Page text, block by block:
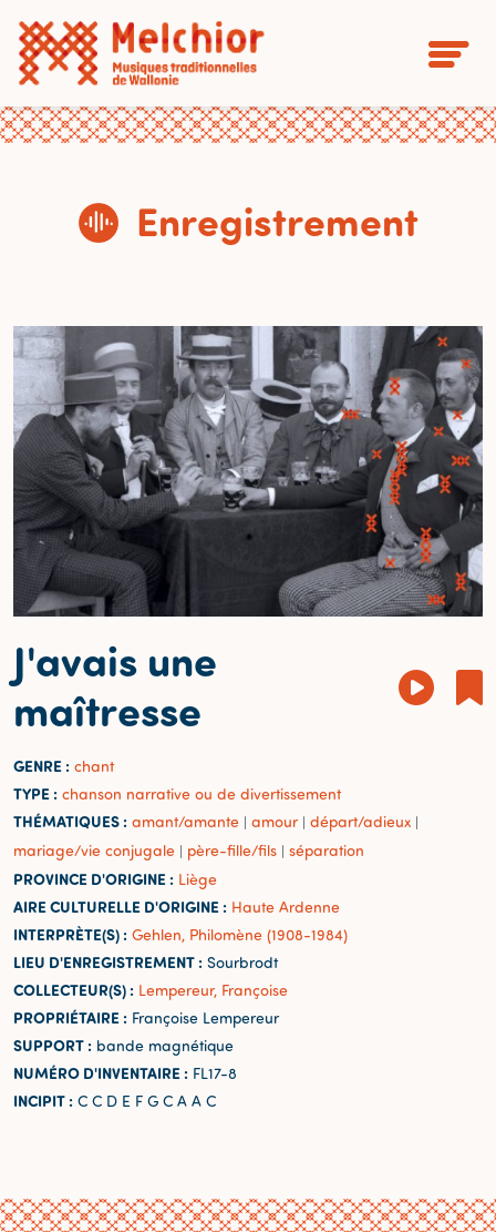
Enregistrement
J'avais une
maîtresse
GENRE : chant
TYPE : chanson narrative ou de divertissement
THÉMATIQUES : amant/amante | amour | départ/adieux |
mariage/vie conjugale | père-fille/fils | séparation
PROVINCE D'ORIGINE : Liège
AIRE CULTURELLE D'ORIGINE : Haute Ardenne
INTERPRÈTE(S) : Gehlen, Philomène (1908-1984)
LIEU D'ENREGISTREMENT : Sourbrodt
COLLECTEUR(S) : Lempereur, Françoise
PROPRIÉTAIRE : Françoise Lempereur
SUPPORT : bande magnétique
NUMÉRO D'INVENTAIRE : FL17-8
INCIPIT : C C D E F G C A A C